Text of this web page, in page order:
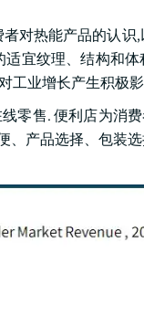
对热能产品的认
适宜纹理、结构和
工业增长产生积极影
零售. 便利店为消
产品选择、包装